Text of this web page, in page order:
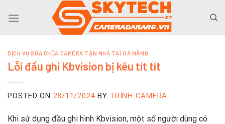
DỊCH VỤ SỬA CHỮA CAMERA TẬN NHÀ TẠI ĐÀ NẴNG
Lỗi đầu ghi Kbvision bị kêu tít tít
POSTED ON 28/11/2024 BY TRINH CAMERA
Khi sử dụng đầu ghi hình Kbvision, một số người dùng có